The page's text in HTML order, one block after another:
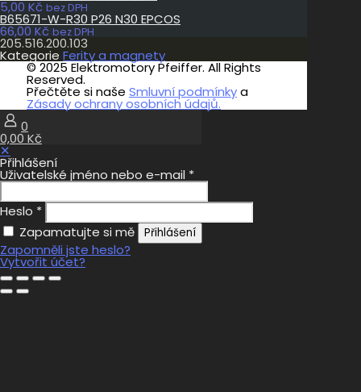
5,00 Kč bez DPH
B65671-W-R30 P26 N30 EPCOS
66,00 Kč bez DPH
205.516.200.103
Kategorie Ferity a magnety
© 2025 Elektromotory Pfeiffer. All Rights
Reserved.
Přečtěte si naše Smluvní podmínkya
Zásady ochrany osobních údajů.
0
0,00 Kč
✕
Přihlášení
Uživatelské jméno nebo e-mail *
Heslo *
Zapamatujte si mě
Přihlášení
Zapomněli jste heslo?
Vytvořit účet?